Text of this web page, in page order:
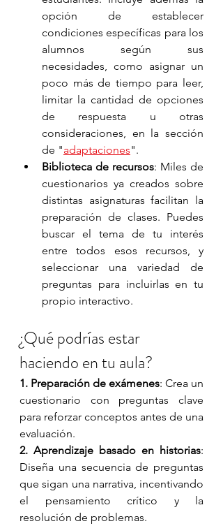
opción de establecer
condiciones específicas para los
alumnos según sus
necesidades, como asignar un
poco más de tiempo para leer,
limitar la cantidad de opciones
de respuesta u otras
consideraciones, en la sección
de "adaptaciones".
Biblioteca de recursos: Miles de
cuestionarios ya creados sobre
distintas asignaturas facilitan la
preparación de clases. Puedes
buscar el tema de tu interés
entre todos esos recursos, y
seleccionar una variedad de
preguntas para incluirlas en tu
propio interactivo.
¿Qué podrías estar
haciendo en tu aula?
1. Preparación de exámenes: Crea un
cuestionario con preguntas clave
para reforzar conceptos antes de una
evaluación.
2. Aprendizaje basado en historias:
Diseña una secuencia de preguntas
que sigan una narrativa, incentivando
el pensamiento crítico y la
resolución de problemas.